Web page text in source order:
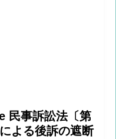
事訴訟法〔第
よる後訴の遮断